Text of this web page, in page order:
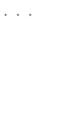
・・